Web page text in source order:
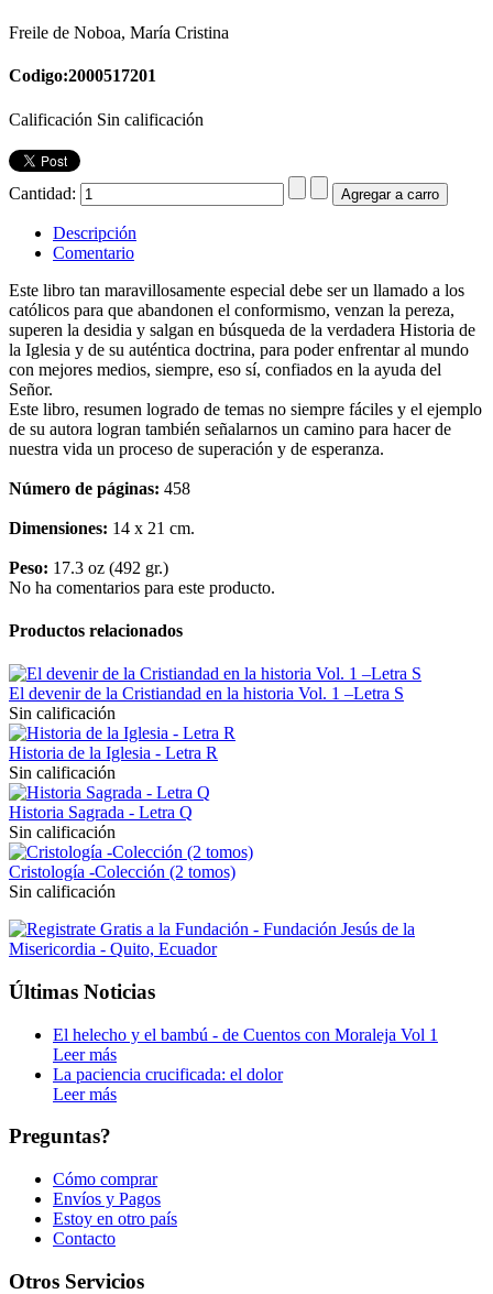
Freile de Noboa, María Cristina
Codigo:2000517201
Calificación Sin calificación
Cantidad:
Descripción
Comentario
Este libro tan maravillosamente especial debe ser un llamado a los
católicos para que abandonen el conformismo, venzan la pereza,
superen la desidia y salgan en búsqueda de la verdadera Historia de
la Iglesia y de su auténtica doctrina, para poder enfrentar al mundo
con mejores medios, siempre, eso sí, confiados en la ayuda del
Señor.
Este libro, resumen logrado de temas no siempre fáciles y el ejemplo
de su autora logran también señalarnos un camino para hacer de
nuestra vida un proceso de superación y de esperanza.
Número de páginas: 458
Dimensiones: 14 x 21 cm.
Peso: 17.3 oz (492 gr.)
No ha comentarios para este producto.
Productos relacionados
El devenir de la Cristiandad en la historia Vol. 1 –Letra S
Sin calificación
Historia de la Iglesia - Letra R
Sin calificación
Historia Sagrada - Letra Q
Sin calificación
Cristología -Colección (2 tomos)
Sin calificación
Últimas Noticias
El helecho y el bambú - de Cuentos con Moraleja Vol 1
Leer más
La paciencia crucificada: el dolor
Leer más
Preguntas?
Cómo comprar
Envíos y Pagos
Estoy en otro país
Contacto
Otros Servicios